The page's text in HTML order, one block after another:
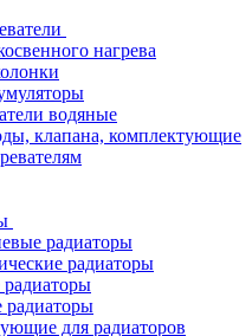
нагрева
водяные
клапана, комплектующие
радиаторы
радиаторы
для радиаторов